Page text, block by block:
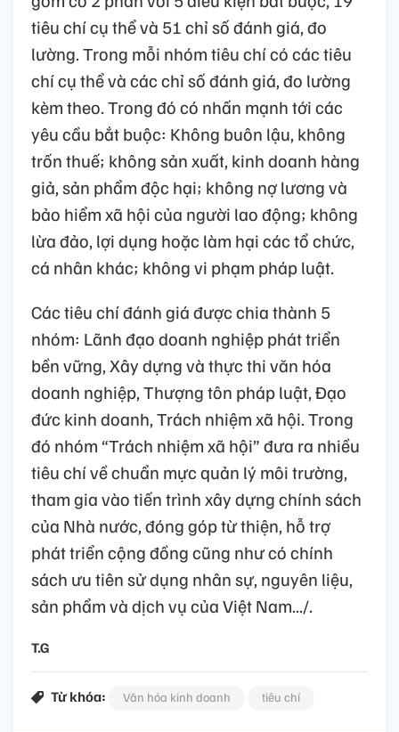
tiêu chí cụ thể và 51 chỉ số đánh giá, đo
lường. Trong mỗi nhóm tiêu chí có các tiêu
chí cụ thể và các chỉ số đánh giá, đo lường
kèm theo. Trong đó có nhấn mạnh tới các
yêu cầu bắt buộc: Không buôn lậu, không
trốn thuế; không sản xuất, kinh doanh hàng
giả, sản phẩm độc hại; không nợ lương và
bảo hiểm xã hội của người lao động; không
lừa đảo, lợi dụng hoặc làm hại các tổ chức,
cá nhân khác; không vi phạm pháp luật.
Các tiêu chí đánh giá được chia thành 5
nhóm: Lãnh đạo doanh nghiệp phát triển
bền vững, Xây dựng và thực thi văn hóa
doanh nghiệp, Thượng tôn pháp luật, Đạo
đức kinh doanh, Trách nhiệm xã hội. Trong
đó nhóm “Trách nhiệm xã hội” đưa ra nhiều
tiêu chí về chuẩn mực quản lý môi trường,
tham gia vào tiến trình xây dựng chính sách
của Nhà nước, đóng góp từ thiện, hỗ trợ
phát triển cộng đồng cũng như có chính
sách ưu tiên sử dụng nhân sự, nguyên liệu,
sản phẩm và dịch vụ của Việt Nam.../.
T.G
Từ khóa: Văn hóa kinh doanh tiêu chí